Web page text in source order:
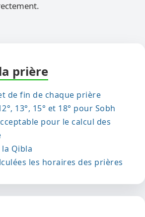
prière
de fin de chaque prière
13°, 15° et 18° pour Sobh
pour le calcul des
Qibla
les horaires des prières